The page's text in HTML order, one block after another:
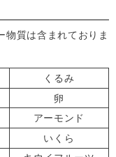
物質は含まれておりま
くるみ
卵
アーモンド
いくら